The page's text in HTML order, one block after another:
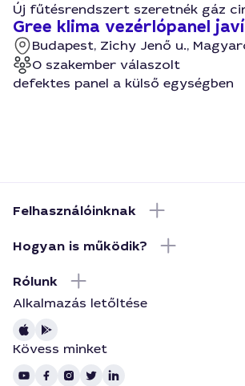
Új fűtésrendszert szeretnék gáz
Gree klima vezérlópanel
Budapest, Zichy Jenő u.,
0 szakember válaszolt
defektes panel a külső egységben
Felhasználóinknak
Hogyan is működik?
Rólunk
Alkalmazás letőltése
Kövess minket